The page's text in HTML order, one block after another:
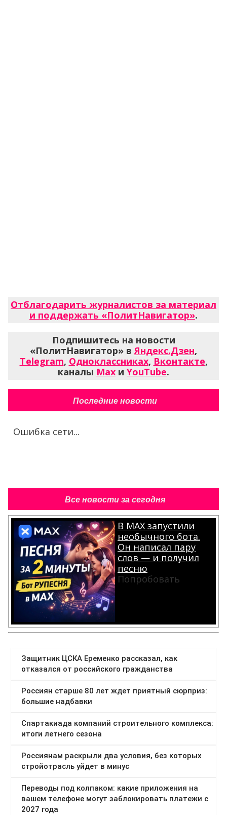
Отблагодарить журналистов за материал
и поддержать «ПолитНавигатор».
Подпишитесь на новости
«ПолитНавигатор» в Яндекс.Дзен,
Telegram, Одноклассниках, Вконтакте,
каналы Max и YouTube.
Последние новости
Ошибка сети...
Все новости за сегодня
В MAX запустили
необычного бота.
Он написал пару
слов — и получил
песню
Попробовать